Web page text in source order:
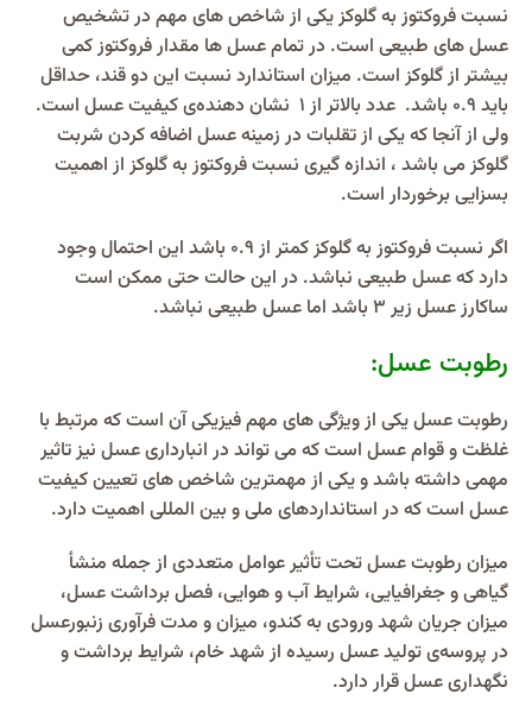
نسبت فروکتوز به گلوکز یکی از شاخص های مهم در تشخیص
عسل‌ های طبیعی است. در تمام عسل ها مقدار فروکتوز کمی
بیشتر از گلوکز است. میزان استاندارد نسبت این دو قند، حداقل
باید ۰.۹ باشد. عدد بالاتر از ۱ نشان دهنده‌ی کیفیت عسل است.
ولی از آنجا که یکی از تقلبات در زمینه عسل اضافه کردن شربت
گلوکز می باشد ، اندازه گیری نسبت فروکتوز به گلوکز از اهمیت
بسزایی برخوردار است.
اگر نسبت فروکتوز به گلوکز کمتر از ۰.۹ باشد این احتمال وجود
دارد که عسل طبیعی نباشد. در این حالت حتی ممکن است
ساکارز عسل زیر ۳ باشد اما عسل طبیعی نباشد.
رطوبت عسل:
رطوبت عسل یکی از ویژگی های مهم فیزیکی آن است که مرتبط با
غلظت و قوام عسل است که می تواند در انبارداری عسل نیز تاثیر
مهمی داشته باشد و یکی از مهمترین شاخص های تعیین کیفیت
عسل است که در استانداردهای ملی و بین المللی اهمیت دارد.
میزان رطوبت عسل تحت تأثیر عوامل متعددی از جمله منشأ
گیاهی و جغرافیایی، شرایط آب‌ و‌ هوایی، فصل برداشت عسل،
میزان جریان شهد ورودی به کندو، میزان و مدت فرآوری زنبورعسل
در پروسه‌ی تولید عسل رسیده از شهد خام، شرایط برداشت و
نگهداری عسل قرار دارد.